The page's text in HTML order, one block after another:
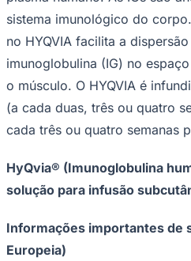
sistema imunológico do
no HYQVIA facilita a
imunoglobulina (IG) no
o músculo. O HYQVIA é
(a cada duas, três ou quatro
cada três ou quatro semanas
HyQvia® (Imunoglobulina
solução para infusão
Informações importantes de
Europeia)